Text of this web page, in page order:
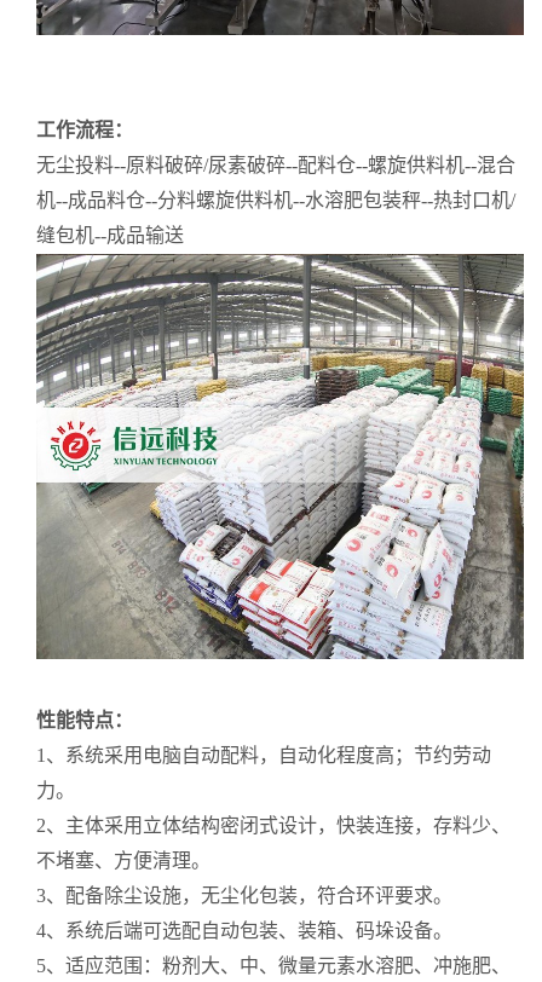
工作流程：
无尘投料--原料破碎/尿素破碎--配料仓--螺旋供料机--混合
机--成品料仓--分料螺旋供料机--水溶肥包装秤--热封口机/
缝包机--成品输送
性能特点：
1、系统采用电脑自动配料，自动化程度高；节约劳动
力。
2、主体采用立体结构密闭式设计，快装连接，存料少、
不堵塞、方便清理。
3、配备除尘设施，无尘化包装，符合环评要求。
4、系统后端可选配自动包装、装箱、码垛设备。
5、适应范围：粉剂大、中、微量元素水溶肥、冲施肥、